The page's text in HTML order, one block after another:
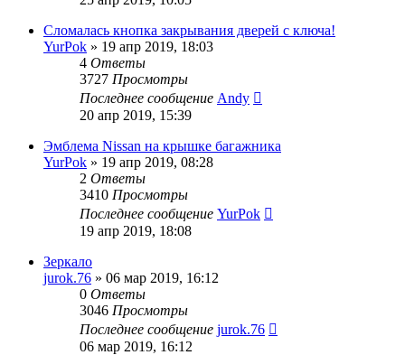
Сломалась кнопка закрывания дверей с ключа!
YurPok » 19 апр 2019, 18:03
4 Ответы
3727 Просмотры
Последнее сообщение Andy
20 апр 2019, 15:39
Эмблема Nissan на крышке багажника
YurPok » 19 апр 2019, 08:28
2 Ответы
3410 Просмотры
Последнее сообщение YurPok
19 апр 2019, 18:08
Зеркало
jurok.76 » 06 мар 2019, 16:12
0 Ответы
3046 Просмотры
Последнее сообщение jurok.76
06 мар 2019, 16:12